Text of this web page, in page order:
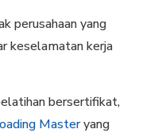
perusahaan yang
keselamatan kerja
bersertifikat,
Masteryang